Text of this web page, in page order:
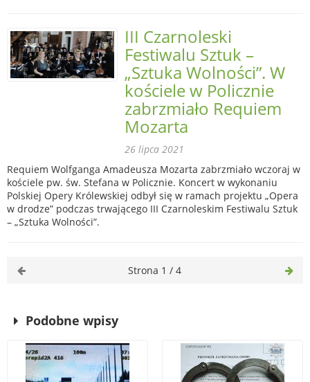
III Czarnoleski
Festiwalu Sztuk –
„Sztuka Wolności”. W
kościele w Policznie
zabrzmiało Requiem
Mozarta
26 lipca 2021
Requiem Wolfganga Amadeusza Mozarta zabrzmiało wczoraj w
kościele pw. św. Stefana w Policznie. Koncert w wykonaniu
Polskiej Opery Królewskiej odbył się w ramach projektu „Opera
w drodze” podczas trwającego III Czarnoleskim Festiwalu Sztuk
– „Sztuka Wolności”.
Strona 1 / 4
Podobne wpisy